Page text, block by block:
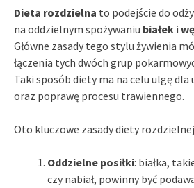
Dieta rozdzielna to podejście do
na oddzielnym spożywaniu białek i
Główne zasady tego stylu żywienia
łączenia tych dwóch grup
Taki sposób diety ma na celu ulgę dla
oraz poprawę procesu trawiennego.
Oto kluczowe zasady diety
Oddzielne posiłki: białka,
czy nabiał, powinny być